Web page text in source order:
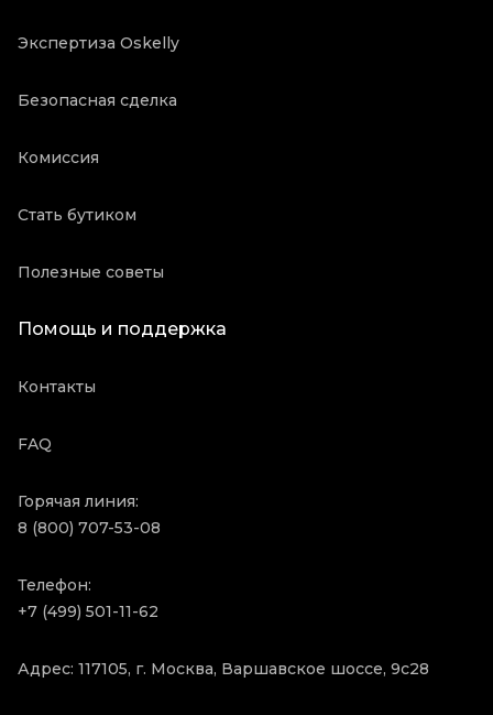
Экспертиза Oskelly
Безопасная сделка
Комиссия
Стать бутиком
Полезные советы
Помощь и поддержка
Контакты
FAQ
Горячая линия:
8 (800) 707-53-08
Телефон:
+7 (499) 501-11-62
Адрес: 117105, г. Москва, Варшавское шоссе, 9с28